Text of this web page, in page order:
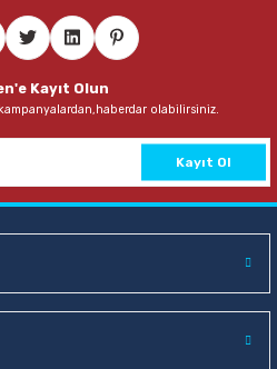
Kayıt Olun
olabilirsiniz.
Kayıt Ol